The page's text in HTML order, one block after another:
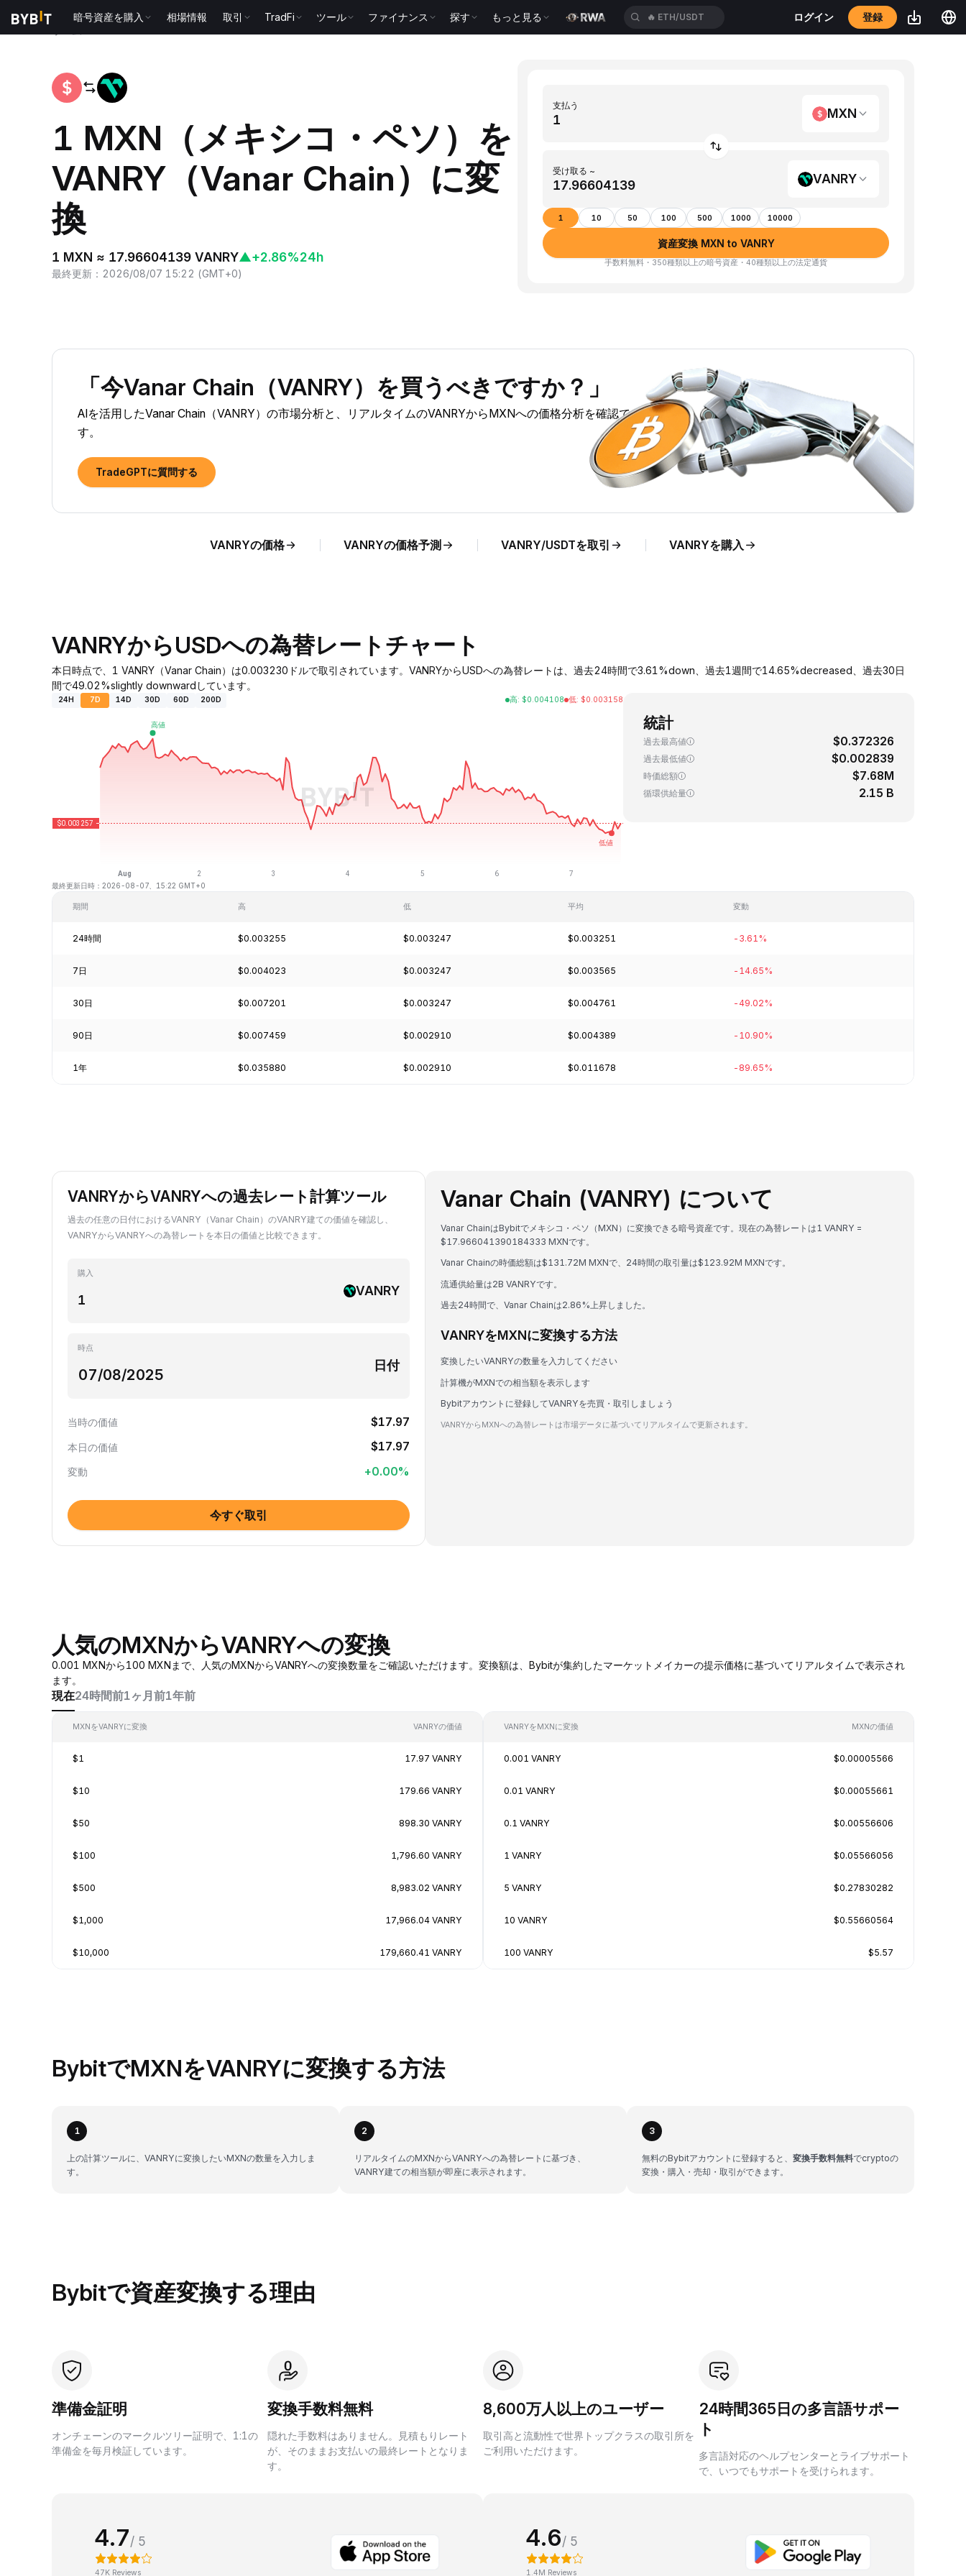
暗号資産を購入 相場情報 取引 TradFi ツール ファイナンス 探す もっと見る 🔥 ETH/USDT ログイン 登録
1 MXN（メキシコ・ペソ）を
VANRY（Vanar Chain）に変
換
1 MXN ≈ 17.96604139 VANRY▲+2.86%24h
最終更新 ： 2026/08/07 15:22 (GMT+0)
支払う
MXN
受け取る ~
VANRY
1 10 50 100 500 1000 10000
資産変換 MXN to VANRY
手数料無料・350種類以上の暗号資産・40種類以上の法定通貨
「今Vanar Chain（VANRY）を買うべきですか？」
AIを活用したVanar Chain（VANRY）の市場分析と、リアルタイムのVANRYからMXNへの価格分析を確認できま
す。
TradeGPTに質問する
VANRYの価格 VANRYの価格予測 VANRY/USDTを取引 VANRYを購入
VANRYからUSDへの為替レートチャート
本日時点で、1 VANRY（Vanar Chain）は0.003230ドルで取引されています。VANRYからUSDへの為替レートは、過去24時間で3.61%down、過去1週間で14.65%decreased、過去30日
間で49.02%slightly downwardしています。
24H 7D 14D 30D 60D 200D 高: $0.004108 低: $0.003158
最終更新日時：2026-08-07、15:22 GMT+0
統計
過去最高値 $0.372326
過去最低値 $0.002839
時価総額 $7.68M
循環供給量 2.15 B
期間 高 低 平均 変動
24時間 $0.003255 $0.003247 $0.003251 -3.61%
7日 $0.004023 $0.003247 $0.003565 -14.65%
30日 $0.007201 $0.003247 $0.004761 -49.02%
90日 $0.007459 $0.002910 $0.004389 -10.90%
1年 $0.035880 $0.002910 $0.011678 -89.65%
VANRYからVANRYへの過去レート計算ツール
過去の任意の日付におけるVANRY（Vanar Chain）のVANRY建ての価値を確認し、
VANRYからVANRYへの為替レートを本日の価値と比較できます。
購入
VANRY
時点
日付
当時の価値 $17.97
本日の価値 $17.97
変動 +0.00%
今すぐ取引
Vanar Chain (VANRY) について
Vanar ChainはBybitでメキシコ・ペソ（MXN）に変換できる暗号資産です。現在の為替レートは1 VANRY =
$17.966041390184333 MXNです。
Vanar Chainの時価総額は$131.72M MXNで、24時間の取引量は$123.92M MXNです。
流通供給量は2B VANRYです。
過去24時間で、Vanar Chainは2.86%上昇しました。
VANRYをMXNに変換する方法
変換したいVANRYの数量を入力してください
計算機がMXNでの相当額を表示します
Bybitアカウントに登録してVANRYを売買・取引しましょう
VANRYからMXNへの為替レートは市場データに基づいてリアルタイムで更新されます。
人気のMXNからVANRYへの変換
0.001 MXNから100 MXNまで、人気のMXNからVANRYへの変換数量をご確認いただけます。変換額は、Bybitが集約したマーケットメイカーの提示価格に基づいてリアルタイムで表示され
ます。
現在24時間前1ヶ月前1年前
MXNをVANRYに変換 VANRYの価値
$1 17.97 VANRY
$10 179.66 VANRY
$50 898.30 VANRY
$100 1,796.60 VANRY
$500 8,983.02 VANRY
$1,000 17,966.04 VANRY
$10,000 179,660.41 VANRY
VANRYをMXNに変換 MXNの価値
0.001 VANRY $0.00005566
0.01 VANRY $0.00055661
0.1 VANRY $0.00556606
1 VANRY $0.05566056
5 VANRY $0.27830282
10 VANRY $0.55660564
100 VANRY $5.57
BybitでMXNをVANRYに変換する方法
1
上の計算ツールに、VANRYに変換したいMXNの数量を入力しま
す。
2
リアルタイムのMXNからVANRYへの為替レートに基づき、
VANRY建ての相当額が即座に表示されます。
3
無料のBybitアカウントに登録すると、 変換手数料無料でcryptoの
変換・購入・売却・取引ができます。
Bybitで資産変換する理由
準備金証明
オンチェーンのマークルツリー証明で、1:1の
準備金を毎月検証しています。
変換手数料無料
隠れた手数料はありません。見積もりレート
が、そのままお支払いの最終レートとなりま
す。
8,600万人以上のユーザー
取引高と流動性で世界トップクラスの取引所を
ご利用いただけます。
24時間365日の多言語サポー
ト
多言語対応のヘルプセンターとライブサポート
で、いつでもサポートを受けられます。
4.7/ 5
47K Reviews
4.6/ 5
1.4M Reviews